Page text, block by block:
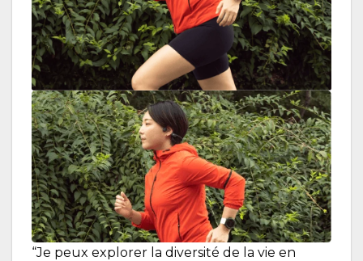
“Je peux explorer la diversité de la vie en